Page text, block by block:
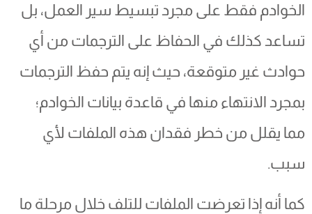
الخوادم فقط على مجرد تبسيط سير العمل، بل
تساعد كذلك في الحفاظ على الترجمات من أي
حوادث غير متوقعة، حيث إنه يتم حفظ الترجمات
بمجرد الانتهاء منها في قاعدة بيانات الخوادم؛
مما يقلل من خطر فقدان هذه الملفات لأي
سبب.
كما أنه إذا تعرضت الملفات للتلف خلال مرحلة ما